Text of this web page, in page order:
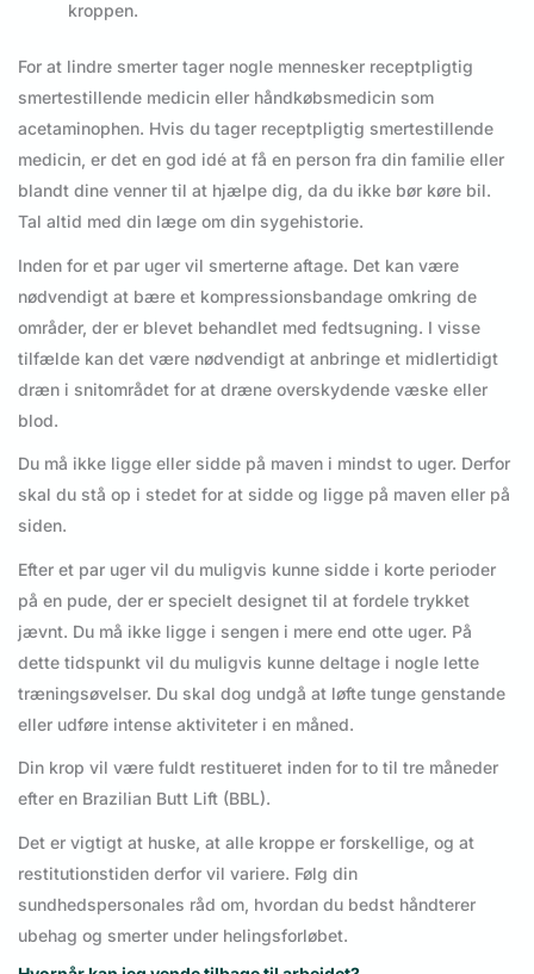
kroppen.
For at lindre smerter tager nogle mennesker receptpligtig
smertestillende medicin eller håndkøbsmedicin som
acetaminophen. Hvis du tager receptpligtig smertestillende
medicin, er det en god idé at få en person fra din familie eller
blandt dine venner til at hjælpe dig, da du ikke bør køre bil.
Tal altid med din læge om din sygehistorie.
Inden for et par uger vil smerterne aftage. Det kan være
nødvendigt at bære et kompressionsbandage omkring de
områder, der er blevet behandlet med fedtsugning. I visse
tilfælde kan det være nødvendigt at anbringe et midlertidigt
dræn i snitområdet for at dræne overskydende væske eller
blod.
Du må ikke ligge eller sidde på maven i mindst to uger. Derfor
skal du stå op i stedet for at sidde og ligge på maven eller på
siden.
Efter et par uger vil du muligvis kunne sidde i korte perioder
på en pude, der er specielt designet til at fordele trykket
jævnt. Du må ikke ligge i sengen i mere end otte uger. På
dette tidspunkt vil du muligvis kunne deltage i nogle lette
træningsøvelser. Du skal dog undgå at løfte tunge genstande
eller udføre intense aktiviteter i en måned.
Din krop vil være fuldt restitueret inden for to til tre måneder
efter en Brazilian Butt Lift (BBL).
Det er vigtigt at huske, at alle kroppe er forskellige, og at
restitutionstiden derfor vil variere. Følg din
sundhedspersonales råd om, hvordan du bedst håndterer
ubehag og smerter under helingsforløbet.